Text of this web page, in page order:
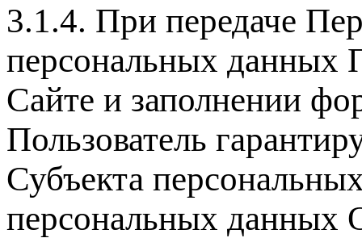
3.1.4. При передаче
персональных данных
Сайте и заполнении
Пользователь
Субъекта
персональных данных